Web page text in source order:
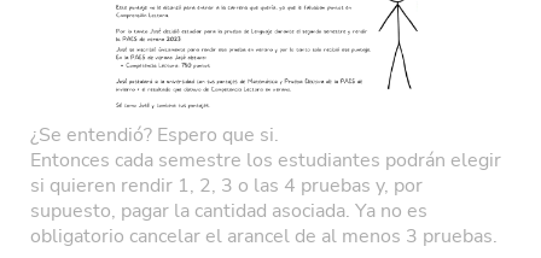
¿Se entendió? Espero que si.
Entonces cada semestre los estudiantes podrán elegir
si quieren rendir 1, 2, 3 o las 4 pruebas y, por
supuesto, pagar la cantidad asociada. Ya no es
obligatorio cancelar el arancel de al menos 3 pruebas.